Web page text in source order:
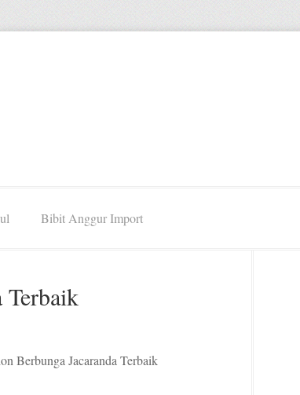
Bibit Anggur Import
Terbaik
Berbunga Jacaranda Terbaik